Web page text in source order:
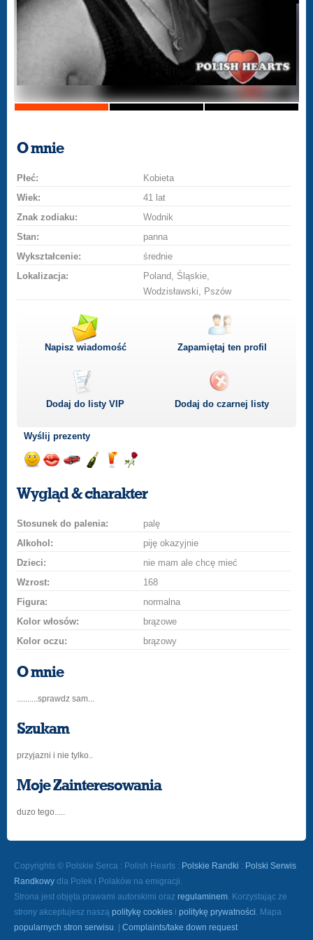
O mnie
Płeć:
Kobieta
Wiek:
41 lat
Znak zodiaku:
Wodnik
Stan:
panna
Wykształcenie:
średnie
Lokalizacja:
Poland, Śląskie,
Wodzisławski, Pszów
Napisz wiadomość Zapamiętaj ten profil
Dodaj do listyVIP Dodaj do czarnej listy
Wyślij prezenty
uśmiech
buziakasamochodem
szampana
drinka
różę
Wygląd & charakter
Stosunek do palenia:
palę
Alkohol:
piję okazyjnie
Dzieci:
nie mam ale chcę mieć
Wzrost:
168
Figura:
normalna
Kolor włosów:
brązowe
Kolor oczu:
brązowy
O mnie
..........sprawdz sam...
Szukam
przyjazni i nie tylko..
Moje Zainteresowania
duzo tego.....
Copyrights © Polskie Serca : Polish Hearts : Polskie Randki : Polski Serwis
Randkowy dla Polek i Polaków na emigracji.
Strona jest objęta prawami autorskimi oraz regulaminem. Korzystając ze
strony akceptujesz naszą politykę cookies i politykę prywatności. Mapa
popularnych stron serwisu. | Complaints/take down request